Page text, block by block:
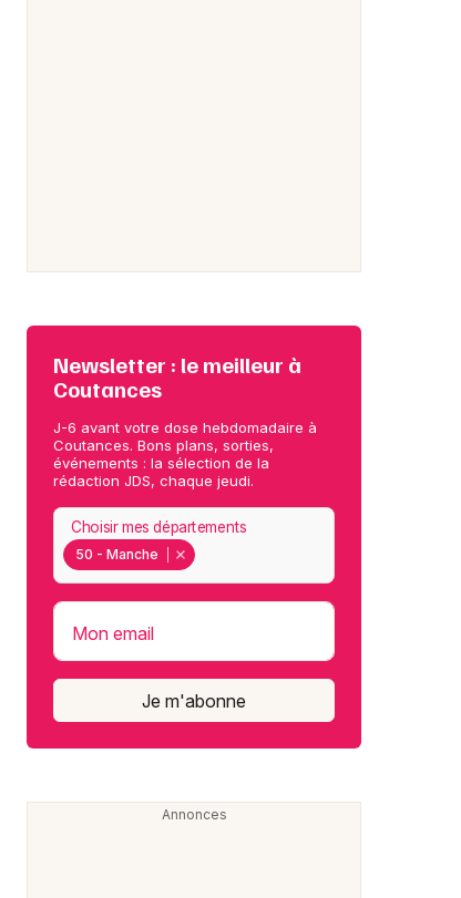
Newsletter : le meilleur à
Coutances
J-6 avant votre dose hebdomadaire à
Coutances. Bons plans, sorties,
événements : la sélection de la
rédaction JDS, chaque jeudi.
50 - Manche
Choisir mes départements
Mon email
Je m'abonne